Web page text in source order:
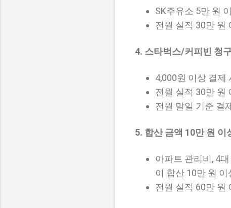
SK주유소 5만 원
전월 실적 30만 원
4. 스타벅스/커피빈 청
4,000원 이상 결제
전월 실적 30만 원
전월 말일 기준 결
5. 합산 금액 10만 원 이
아파트 관리비, 4
이 합산 10만 원 이
전월 실적 60만 원